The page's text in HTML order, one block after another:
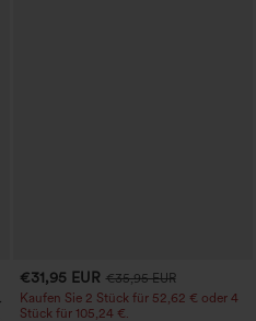
€31,95 EUR €35,95 EUR
Kaufen Sie 2 Stück für 52,62 € oder 4
Stück für 105,24 €.